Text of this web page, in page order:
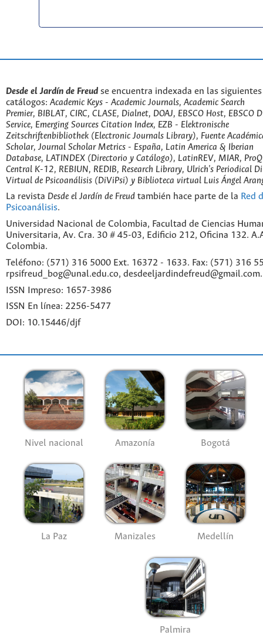
Desde el Jardín de Freud se encuentra indexada en las
catálogos: Academic Keys - Academic Journals, Academic Search
Premier, BIBLAT, CIRC, CLASE, Dialnet, DOAJ, EBSCO Host, EBSCO
Service, Emerging Sources Citation Index, EZB - Elektronische
Zeitschriftenbibliothek (Electronic Journals Library), Fuente
Scholar, Journal Scholar Metrics - España, Latin America & Iberian
Database, LATINDEX (Directorio y Catálogo), LatinREV, MIAR,
Central K-12, REBIUN, REDIB, Research Library, Ulrich's Periodical
Virtual de Psicoanálisis (DiViPsi) y Biblioteca virtual Luis Ángel
La revista Desde el Jardín de Freud también hace parte de la Red
Psicoanálisis.
Universidad Nacional de Colombia, Facultad de Ciencias
Universitaria, Av. Cra. 30 # 45-03, Edificio 212, Oficina 132.
Colombia.
Teléfono: (571) 316 5000 Ext. 16372 - 1633. Fax: (571) 316
rpsifreud_bog@unal.edu.co, desdeeljardindefreud@gmail.com.
ISSN Impreso: 1657-3986
ISSN En línea: 2256-5477
DOI: 10.15446/djf
Nivel nacional Amazonía Bogotá
La Paz Manizales Medellín
Palmira